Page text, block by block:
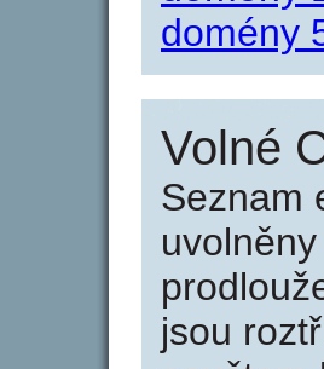
domény
Volné
Seznam
jsou